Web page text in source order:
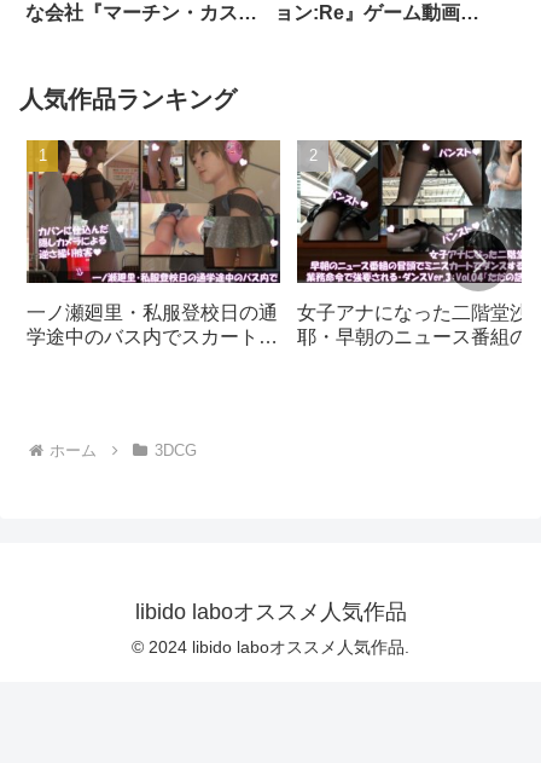
な会社『マーチン・カスタ
の東間加代子はガチのレズ
ビアンでディルドを装着し
ていた（レズSEX・友梨・
男女交替・横バック）｜
d_229741│ Libido-Labo
ョン:Re』ゲーム動画
人気作品ランキング
一ノ瀬廻里・私服登校日の通
学途中のバス内でスカート内
女子アナになった二階堂沙
耶・早朝のニュース番組の
d_700922
ホーム 3DCG
libido laboオススメ人気作品
© 2024 libido laboオススメ人気作品.